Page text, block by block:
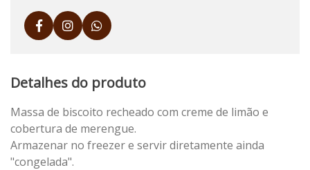
Detalhes do produto
Massa de biscoito recheado com creme de limão e
cobertura de merengue.
Armazenar no freezer e servir diretamente ainda
"congelada".